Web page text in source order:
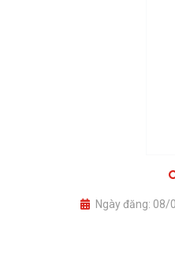
Ngày đăng: 08/